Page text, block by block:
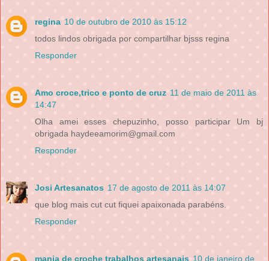
regina 10 de outubro de 2010 às 15:12
todos lindos obrigada por compartilhar bjsss regina
Responder
Amo croce,trico e ponto de cruz 11 de maio de 2011 às
14:47
Olha amei esses chepuzinho, posso participar Um bj
obrigada haydeeamorim@gmail.com
Responder
Josi Artesanatos 17 de agosto de 2011 às 14:07
que blog mais cut cut fiquei apaixonada parabéns.
Responder
mania de croche trabalhos artesanais 10 de janeiro de